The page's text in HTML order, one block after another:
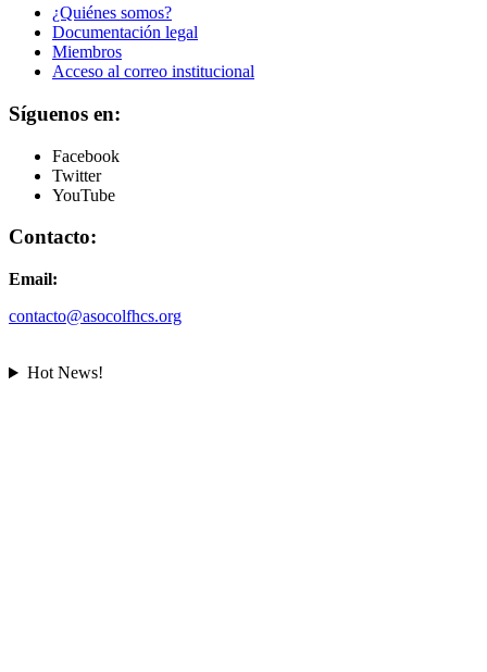
¿Quiénes somos?
Documentación legal
Miembros
Acceso al correo institucional
Síguenos en:
Facebook
Twitter
YouTube
Contacto:
Email:
contacto@asocolfhcs.org
Hot News!